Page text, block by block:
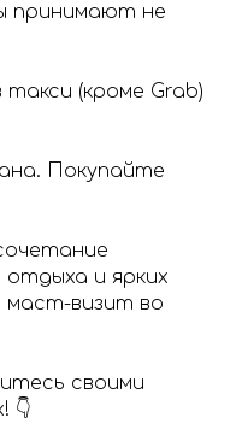
принимают не
(кроме Grab)
Покупайте
отдыха и ярких
маст-визит во
своими
👇